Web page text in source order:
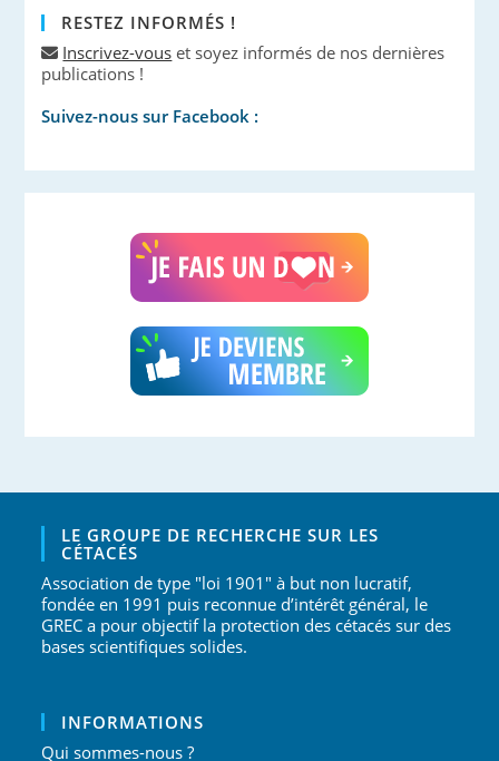
RESTEZ INFORMÉS !
Inscrivez-vous et soyez informés de nos dernières
publications !
Suivez-nous sur Facebook :
LE GROUPE DE RECHERCHE SUR LES
CÉTACÉS
Association de type "loi 1901" à but non lucratif,
fondée en 1991 puis reconnue d’intérêt général, le
GREC a pour objectif la protection des cétacés sur des
bases scientifiques solides.
INFORMATIONS
Qui sommes-nous ?